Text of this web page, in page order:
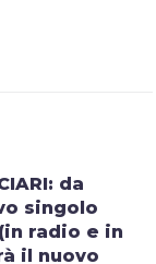
da
singolo
(in radio e in
il nuovo